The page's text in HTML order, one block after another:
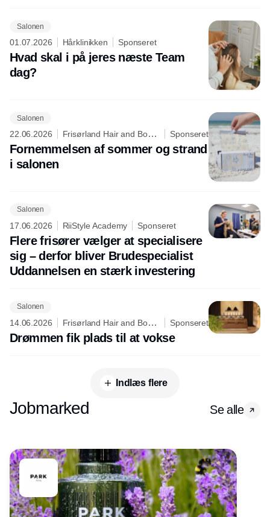
Salonen
01.07.2026 Hårklinikken Sponseret
Hvad skal i på jeres næste Team
dag?
Salonen
22.06.2026
Frisørland Hair and Body
Care
Sponseret
Fornemmelsen af sommer og strand
i salonen
Salonen
17.06.2026 RiiStyle Academy Sponseret
Flere frisører vælger at specialisere
sig – derfor bliver Brudespecialist
Uddannelsen en stærk investering
Salonen
14.06.2026
Frisørland Hair and Body
Care
Sponseret
Drømmen fik plads til at vokse
Indlæs flere
Jobmarked Se alle